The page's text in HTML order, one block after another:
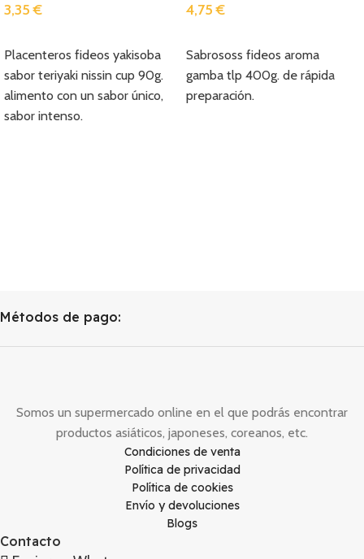
3,35€
Placenteros fideos yakisoba
sabor teriyaki nissin cup 90g.
alimento con un sabor único,
sabor intenso.
4,75€
Sabrososs fideos aroma
gamba tlp 400g. de rápida
preparación.
Métodos de pago:
Somos un supermercado online en el que podrás encontrar
productos asiáticos, japoneses, coreanos, etc.
Condiciones de venta
Política de privacidad
Política de cookies
Envío y devoluciones
Blogs
Contacto